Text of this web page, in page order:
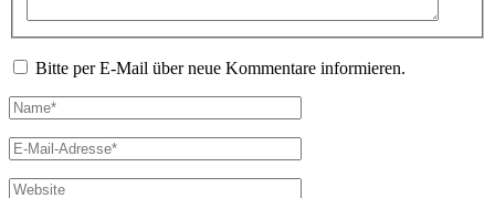
Bitte per E-Mail über neue Kommentare informieren.
Name*
E-
Mail-
Adresse*
Website